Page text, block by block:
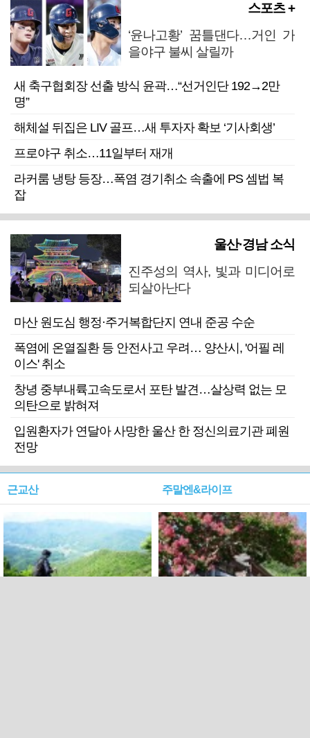
스포츠 +
‘윤나고황’ 꿈틀댄다…거인 가
을야구 불씨 살릴까
새 축구협회장 선출 방식 윤곽…“선거인단 192→2만
명”
해체설 뒤집은 LIV 골프…새 투자자 확보 ‘기사회생’
프로야구 취소…11일부터 재개
라커룸 냉탕 등장…폭염 경기취소 속출에 PS 셈법 복
잡
울산·경남 소식
진주성의 역사, 빛과 미디어로
되살아난다
마산 원도심 행정·주거복합단지 연내 준공 수순
폭염에 온열질환 등 안전사고 우려… 양산시, '어필 레
이스' 취소
창녕 중부내륙고속도로서 포탄 발견…살상력 없는 모
의탄으로 밝혀져
입원환자가 연달아 사망한 울산 한 정신의료기관 폐원
전망
근교산 주말엔&라이프